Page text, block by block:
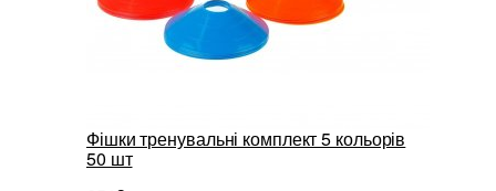
Фішки тренувальні комплект 5 кольорів
50 шт